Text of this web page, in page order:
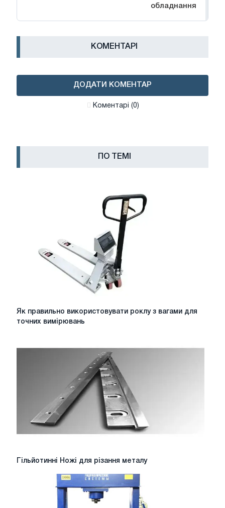
обладнання
КОМЕНТАРІ
ДОДАТИ КОМЕНТАР
Коментарі (0)
ПО ТЕМІ
Як
правильно
з
Як правильно використовувати роклу з вагами для
точних вимірювань
Гільйотинні
Гільйотинні Ножі для різання металу